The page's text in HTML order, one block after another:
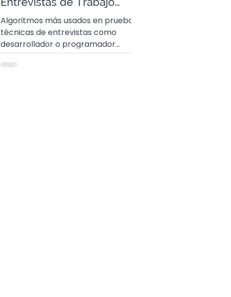
como Devs 👩🏻‍💻
Algoritmos más usados en pruebas
técnicas de entrevistas como
desarrollador o programador
¿Cómo resolverlos? y ¿Dónde
puedes practicarlos?